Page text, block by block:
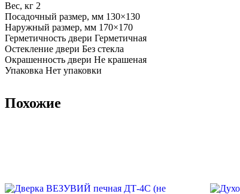
Вес, кг 2
Посадочный размер, мм 130×130
Наружный размер, мм 170×170
Герметичность двери Герметичная
Остекление двери Без стекла
Окрашенность двери Не крашеная
Упаковка Нет упаковки
Похожие